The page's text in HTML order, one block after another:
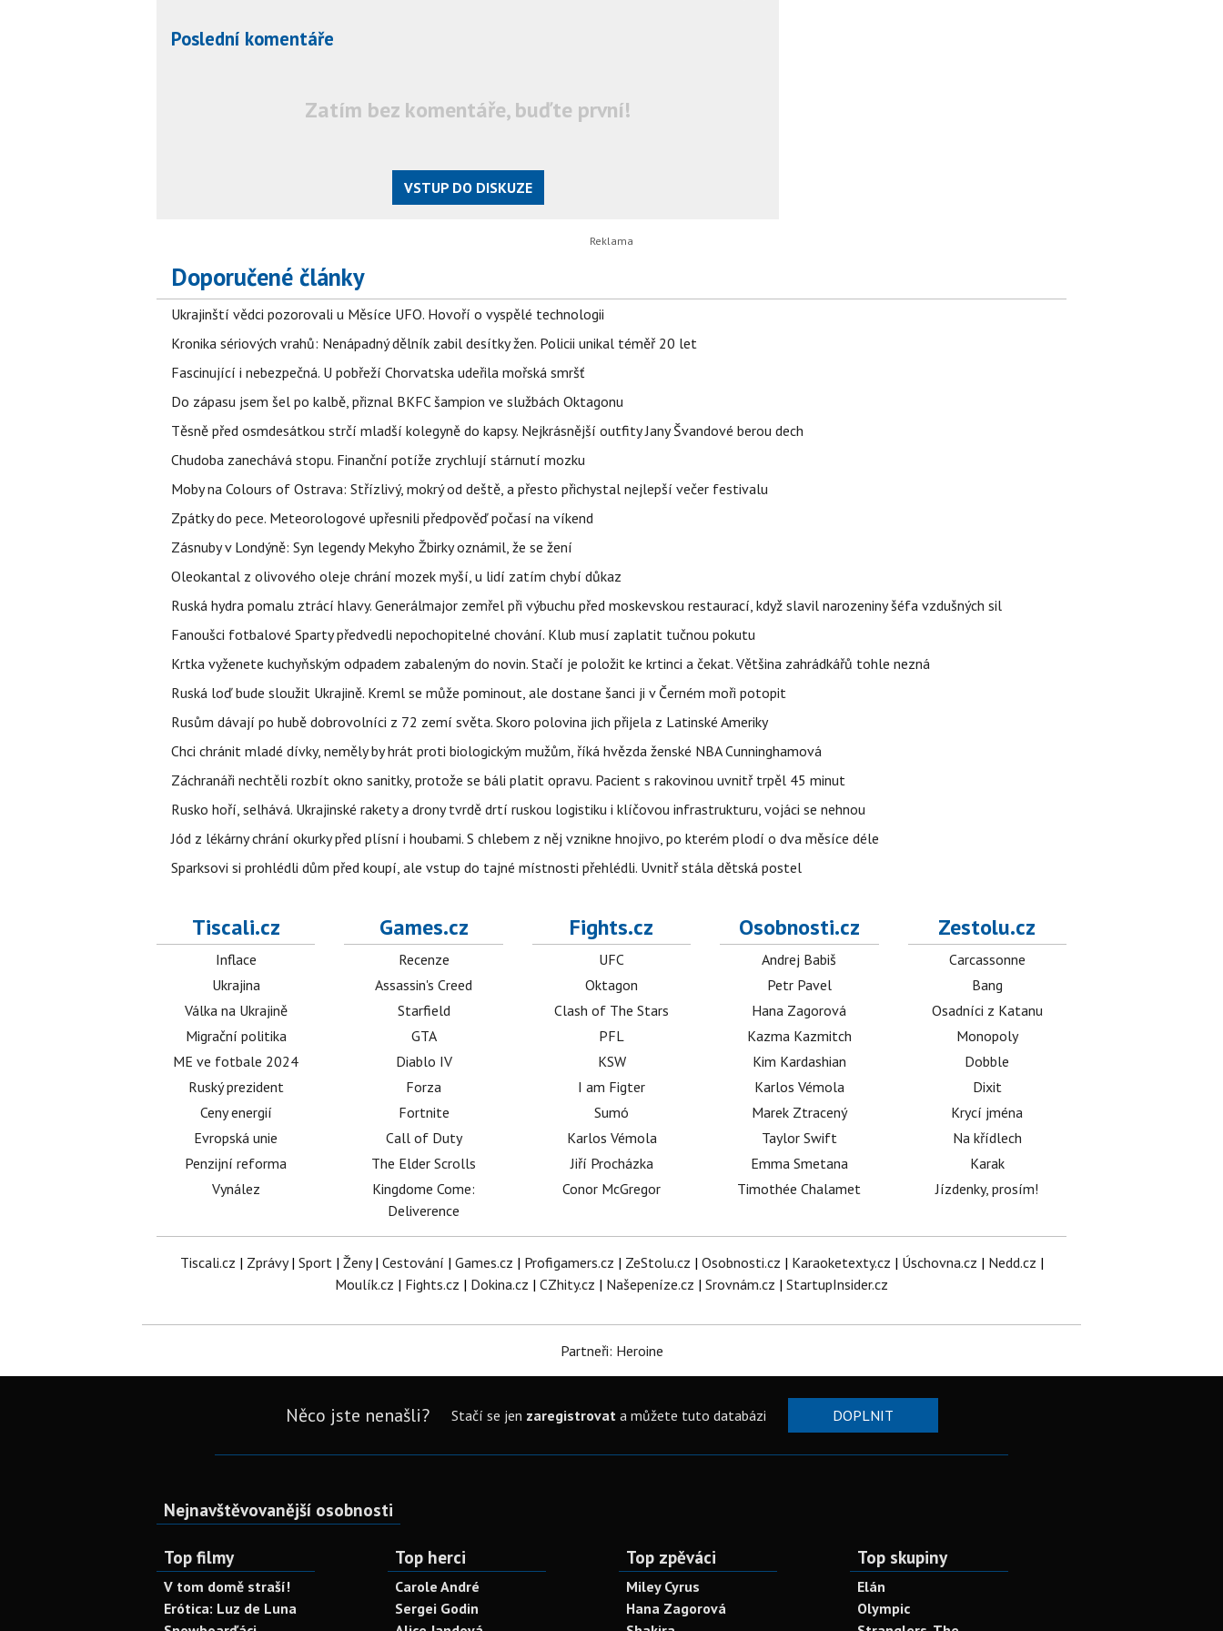
Poslední komentáře
Zatím bez komentáře, buďte první!
VSTUP DO DISKUZE
Doporučené články
Ukrajinští vědci pozorovali u Měsíce UFO. Hovoří o vyspělé technologii
Kronika sériových vrahů: Nenápadný dělník zabil desítky žen. Policii unikal téměř 20 let
Fascinující i nebezpečná. U pobřeží Chorvatska udeřila mořská smršť
Do zápasu jsem šel po kalbě, přiznal BKFC šampion ve službách Oktagonu
Těsně před osmdesátkou strčí mladší kolegyně do kapsy. Nejkrásnější outfity Jany Švandové berou dech
Chudoba zanechává stopu. Finanční potíže zrychlují stárnutí mozku
Moby na Colours of Ostrava: Střízlivý, mokrý od deště, a přesto přichystal nejlepší večer festivalu
Zpátky do pece. Meteorologové upřesnili předpověď počasí na víkend
Zásnuby v Londýně: Syn legendy Mekyho Žbirky oznámil, že se žení
Oleokantal z olivového oleje chrání mozek myší, u lidí zatím chybí důkaz
Ruská hydra pomalu ztrácí hlavy. Generálmajor zemřel při výbuchu před moskevskou restaurací, když slavil narozeniny šéfa vzdušných sil
Fanoušci fotbalové Sparty předvedli nepochopitelné chování. Klub musí zaplatit tučnou pokutu
Krtka vyženete kuchyňským odpadem zabaleným do novin. Stačí je položit ke krtinci a čekat. Většina zahrádkářů tohle nezná
Ruská loď bude sloužit Ukrajině. Kreml se může pominout, ale dostane šanci ji v Černém moři potopit
Rusům dávají po hubě dobrovolníci z 72 zemí světa. Skoro polovina jich přijela z Latinské Ameriky
Chci chránit mladé dívky, neměly by hrát proti biologickým mužům, říká hvězda ženské NBA Cunninghamová
Záchranáři nechtěli rozbít okno sanitky, protože se báli platit opravu. Pacient s rakovinou uvnitř trpěl 45 minut
Rusko hoří, selhává. Ukrajinské rakety a drony tvrdě drtí ruskou logistiku i klíčovou infrastrukturu, vojáci se nehnou
Jód z lékárny chrání okurky před plísní i houbami. S chlebem z něj vznikne hnojivo, po kterém plodí o dva měsíce déle
Sparksovi si prohlédli dům před koupí, ale vstup do tajné místnosti přehlédli. Uvnitř stála dětská postel
Tiscali.cz
Inflace
Ukrajina
Válka na Ukrajině
Migrační politika
ME ve fotbale 2024
Ruský prezident
Ceny energií
Evropská unie
Penzijní reforma
Vynález
Games.cz
Recenze
Assassin's Creed
Starfield
GTA
Diablo IV
Forza
Fortnite
Call of Duty
The Elder Scrolls
Kingdome Come:
Deliverence
Fights.cz
UFC
Oktagon
Clash of The Stars
PFL
KSW
I am Figter
Sumó
Karlos Vémola
Jiří Procházka
Conor McGregor
Osobnosti.cz
Andrej Babiš
Petr Pavel
Hana Zagorová
Kazma Kazmitch
Kim Kardashian
Karlos Vémola
Marek Ztracený
Taylor Swift
Emma Smetana
Timothée Chalamet
Zestolu.cz
Carcassonne
Bang
Osadníci z Katanu
Monopoly
Dobble
Dixit
Krycí jména
Na křídlech
Karak
Jízdenky, prosím!
Tiscali.cz | Zprávy| Sport| Ženy| Cestování | Games.cz | Profigamers.cz | ZeStolu.cz | Osobnosti.cz | Karaoketexty.cz | Úschovna.cz | Nedd.cz |
Moulík.cz | Fights.cz | Dokina.cz | CZhity.cz | Našepeníze.cz | Srovnám.cz | StartupInsider.cz
Partneři: Heroine
Něco jste nenašli? Stačí se jen zaregistrovata můžete tuto databázi DOPLNIT
Nejnavštěvovanější osobnosti
Top filmy
V tom domě straší!
Erótica: Luz de Luna
Top herci
Carole André
Sergei Godin
Top zpěváci
Miley Cyrus
Hana Zagorová
Top skupiny
Elán
Olympic